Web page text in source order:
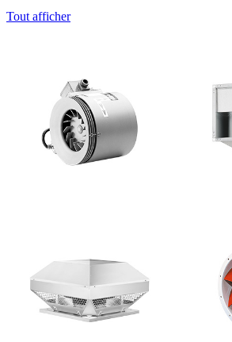
Tout afficher